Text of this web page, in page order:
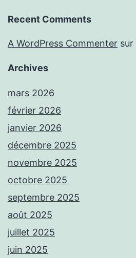
Recent Comments
A WordPress Commenter sur
Archives
mars 2026
février 2026
janvier 2026
décembre 2025
novembre 2025
octobre 2025
septembre 2025
août 2025
juillet 2025
juin 2025